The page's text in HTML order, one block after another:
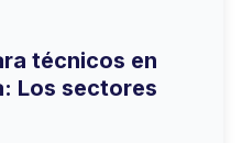
técnicos en
Los sectores